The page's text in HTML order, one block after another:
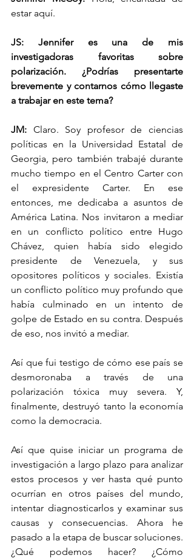
estar aquí.
JS: Jennifer es una de mis
investigadoras favoritas sobre
polarización. ¿Podrías presentarte
brevemente y contarnos cómo llegaste
a trabajar en este tema?
JM: Claro. Soy profesor de ciencias
políticas en la Universidad Estatal de
Georgia, pero también trabajé durante
mucho tiempo en el Centro Carter con
el expresidente Carter. En ese
entonces, me dedicaba a asuntos de
América Latina. Nos invitaron a mediar
en un conflicto político entre Hugo
Chávez, quien había sido elegido
presidente de Venezuela, y sus
opositores políticos y sociales. Existía
un conflicto político muy profundo que
había culminado en un intento de
golpe de Estado en su contra. Después
de eso, nos invitó a mediar.
Así que fui testigo de cómo ese país se
desmoronaba a través de una
polarización tóxica muy severa. Y,
finalmente, destruyó tanto la economía
como la democracia.
Así que quise iniciar un programa de
investigación a largo plazo para analizar
estos procesos y ver hasta qué punto
ocurrían en otros países del mundo,
intentar diagnosticarlos y examinar sus
causas y consecuencias. Ahora he
pasado a la etapa de buscar soluciones.
¿Qué podemos hacer? ¿Cómo